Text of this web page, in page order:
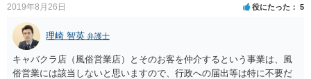
2019年8月26日 役にたった 5
理崎 智英 弁護士
キャバクラ店（風俗営業店）とそのお客を仲介するという事業は、風
俗営業には該当しないと思いますので、行政への届出等は特に不要だ